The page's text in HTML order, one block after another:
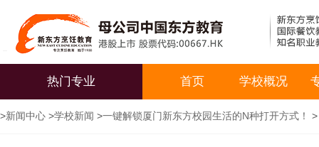
热门专业 首页 学校概况
>新闻中心 >学校新闻 >一键解锁厦门新东方校园生活的N种打开方式！